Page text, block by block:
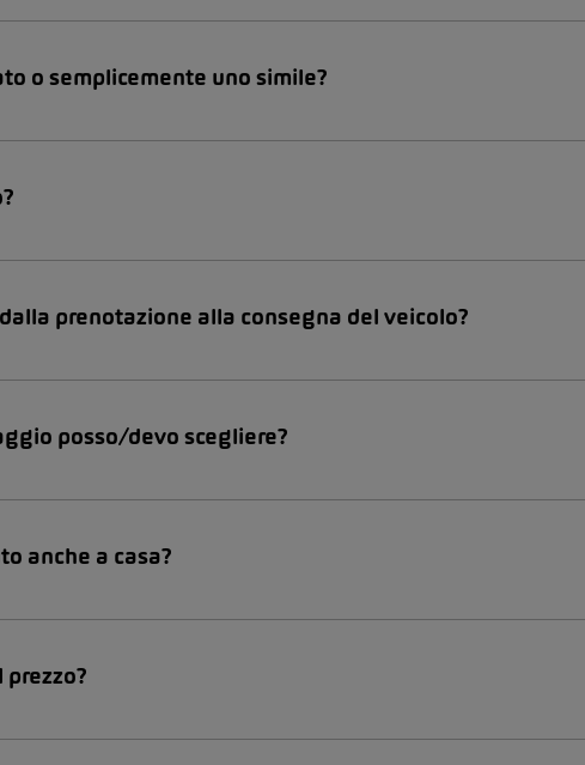
o semplicemente uno simile?
prenotazione alla consegna del veicolo?
posso/devo scegliere?
anche a casa?
prezzo?